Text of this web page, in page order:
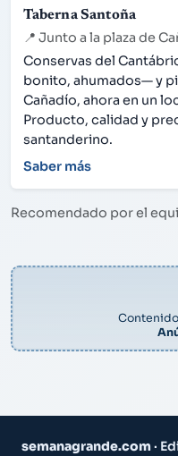
Taberna Santoña
📍 Junto a la plaza de
Conservas del
bonito, ahumados— y
Cañadío, ahora en un
Producto, calidad y
santanderino.
Saber más
Recomendado por el
semanagrande.com·